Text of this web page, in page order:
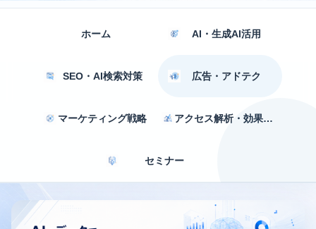
ホーム AI・生成AI活用
SEO・AI検索対策 広告・アドテク
マーケティング戦略 アクセス解析・効果測定
セミナー